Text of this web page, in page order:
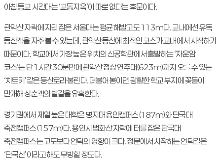
아침 등교 시간대는 ‘교통지옥’이 따로 없다는 후문이다.
관악산 자락에 자리 잡은 서울대는 평균 해발고도 113m다. 교내에선 유독
등산객을 자주 볼 수 있는데, 관악산 등산에 최적인 코스가 교내에서 시작하기
때문이다. 학교에서 가장 높은 위치의 신공학관에서 출발하는 ‘자운암
코스’는 단 1시간 30분만에 관악산 정상 연주대(623m)까지 오를 수 있는
‘치트키’같은 등산로라 불린다. 더불어 봄이면 광활한 학교 부지에 꽃들이
만개해 상춘객의 발길을 유혹한다.
경기권에서 제일 높은 대학은 명지대 용인캠퍼스(187m)와 단국대
죽전캠퍼스(157m)다. 용인시 법화산 자락에 터를 잡은 단국대
죽전캠퍼스는 고도보다 언덕의 영향이 크다. 정문에서 시작하는 언덕길은
‘단국산’이라고 해도 무방할 정도다.